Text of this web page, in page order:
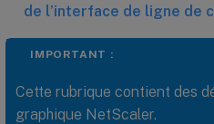
de l’interface de ligne de
IMPORTANT :
Cette rubrique contient des
graphique NetScaler.